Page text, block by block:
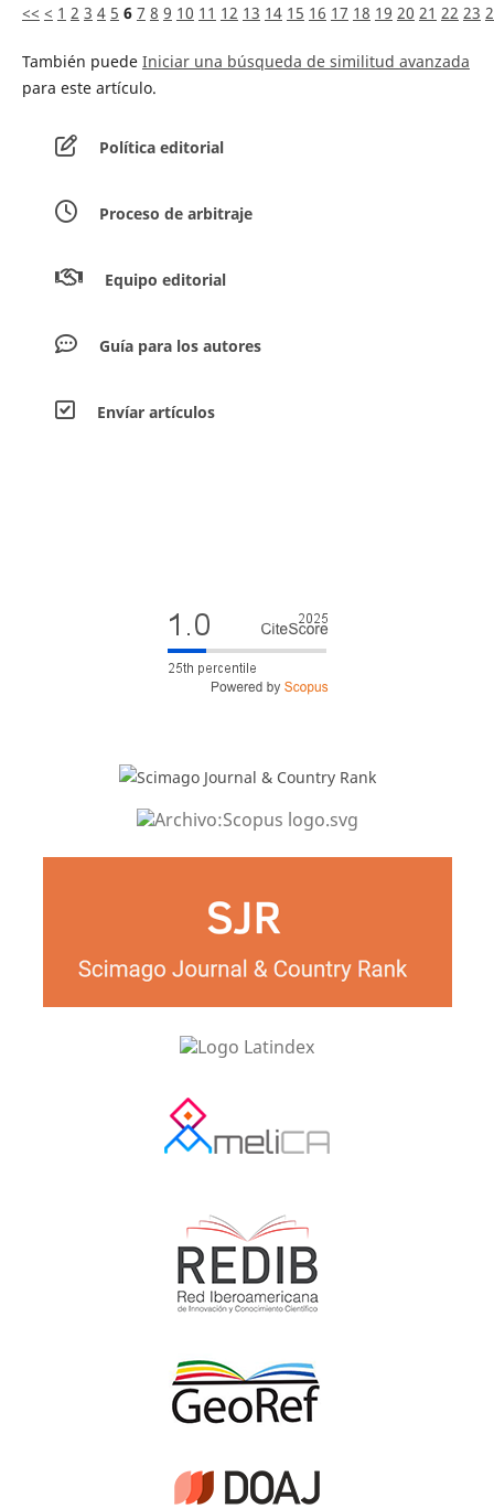
<< < 1 2 3 4 5 6 7 8 9 10 11 12 13 14 15 16 17 18 19 20 21 22 23
También puede Iniciar una búsqueda de similitud avanzada
para este artículo.
Política editorial
Proceso de arbitraje
Equipo editorial
Guía para los autores
Envíar artículos